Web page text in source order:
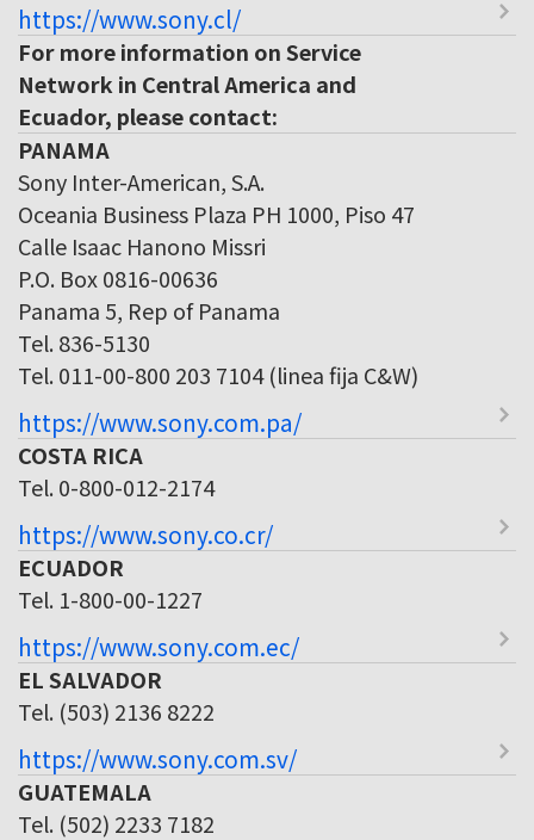
https://www.sony.cl/
For more information on Service
Network in Central America and
Ecuador, please contact:
PANAMA
Sony Inter-American, S.A.
Oceania Business Plaza PH 1000, Piso 47
Calle Isaac Hanono Missri
P.O. Box 0816-00636
Panama 5, Rep of Panama
Tel. 836-5130
Tel. 011-00-800 203 7104 (linea fija C&W)
https://www.sony.com.pa/
COSTA RICA
Tel. 0-800-012-2174
https://www.sony.co.cr/
ECUADOR
Tel. 1-800-00-1227
https://www.sony.com.ec/
EL SALVADOR
Tel. (503) 2136 8222
https://www.sony.com.sv/
GUATEMALA
Tel. (502) 2233 7182